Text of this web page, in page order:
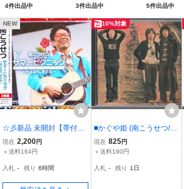
4件出品中 3件出品中 5件出品中
NEW
☆彡新品 未開封【帯付2
枚組CD】南こうせつ / サ
マーピクニック ～さよな
姫・夢一夜・夏の少女・
満天の星・なごり雪
現在 2,200円
＋送料164円
入札 - 残り 6時間
10%対象
■かぐや姫 (南こうせつ/伊
勢正三)■1stアルバム■
「はじめまして～フォー
RCP-28030■1990/11/21
現在 825円
＋送料190円
入札 - 残り 1日